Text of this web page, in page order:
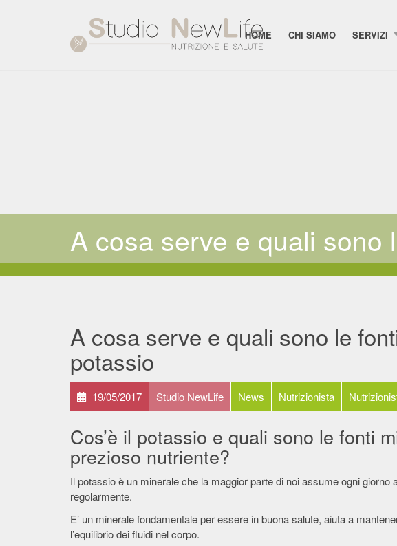
HOME CHI SIAMO SERVIZI
A cosa serve e quali
A cosa serve e quali sono le
potassio
19/05/2017 Studio NewLife News Nutrizionista
Cos’è il potassio e quali sono le fonti
prezioso nutriente?
Il potassio è un minerale che la maggior parte di noi assume ogni
regolarmente.
E’ un minerale fondamentale per essere in buona salute, aiuta a
l’equilibrio dei fluidi nel corpo.